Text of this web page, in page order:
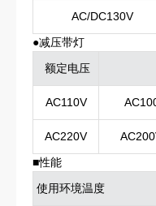
AC/DC130V
●减压带灯
额定电压
AC110V
AC220V
■性能
使用环境温度